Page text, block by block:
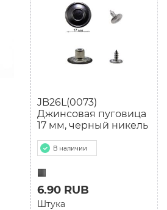
JB26L(0073)
Джинсовая пуговица
17 мм, черный никель
В наличии
6.90 RUB
Штука